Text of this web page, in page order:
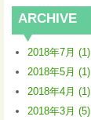
ARCHIVE
2018年7月 (1)
2018年5月 (1)
2018年4月 (1)
2018年3月 (5)